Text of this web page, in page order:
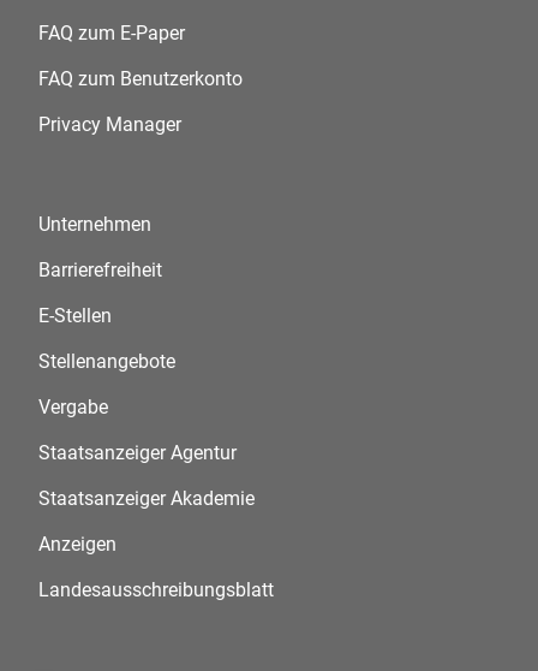
FAQ zum E-Paper
FAQ zum Benutzerkonto
Privacy Manager
Unternehmen
Barrierefreiheit
E-Stellen
Stellenangebote
Vergabe
Staatsanzeiger Agentur
Staatsanzeiger Akademie
Anzeigen
Landesausschreibungsblatt